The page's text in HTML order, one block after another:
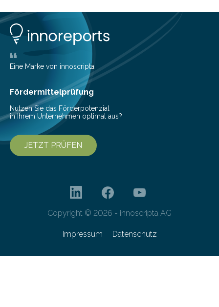
Forschungsarbeit, politischen Grußworten und der
feierlichen Preisverleihung des Ideenwettbewerbs
HAL2025 wurde das Jubiläum zu einem Zeichen für
Deutschlands digitale Souveränität von übermorgen.
Mit einer festlichen Veranstaltung beging die
Cyberagentur ihren 5. Geburtstag. Zahlreiche Gäste…
Eine Marke von innoscripta
Fördermittelprüfung
Nutzen Sie das Förderpotenzial
in Ihrem Unternehmen optimal aus?
JETZT PRÜFEN
Copyright © 2026 - innoscripta AG
Impressum Datenschutz